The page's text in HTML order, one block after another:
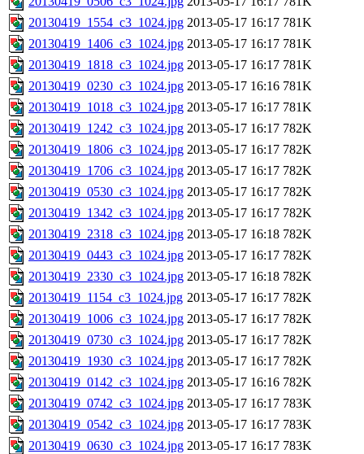
20130419_1554_c3_1024.jpg 2013-05-17 16:17 781K
20130419_1406_c3_1024.jpg 2013-05-17 16:17 781K
20130419_1818_c3_1024.jpg 2013-05-17 16:17 781K
20130419_0230_c3_1024.jpg 2013-05-17 16:16 781K
20130419_1018_c3_1024.jpg 2013-05-17 16:17 781K
20130419_1242_c3_1024.jpg 2013-05-17 16:17 782K
20130419_1806_c3_1024.jpg 2013-05-17 16:17 782K
20130419_1706_c3_1024.jpg 2013-05-17 16:17 782K
20130419_0530_c3_1024.jpg 2013-05-17 16:17 782K
20130419_1342_c3_1024.jpg 2013-05-17 16:17 782K
20130419_2318_c3_1024.jpg 2013-05-17 16:18 782K
20130419_0443_c3_1024.jpg 2013-05-17 16:17 782K
20130419_2330_c3_1024.jpg 2013-05-17 16:18 782K
20130419_1154_c3_1024.jpg 2013-05-17 16:17 782K
20130419_1006_c3_1024.jpg 2013-05-17 16:17 782K
20130419_0730_c3_1024.jpg 2013-05-17 16:17 782K
20130419_1930_c3_1024.jpg 2013-05-17 16:17 782K
20130419_0142_c3_1024.jpg 2013-05-17 16:16 782K
20130419_0742_c3_1024.jpg 2013-05-17 16:17 783K
20130419_0542_c3_1024.jpg 2013-05-17 16:17 783K
20130419_0630_c3_1024.jpg 2013-05-17 16:17 783K